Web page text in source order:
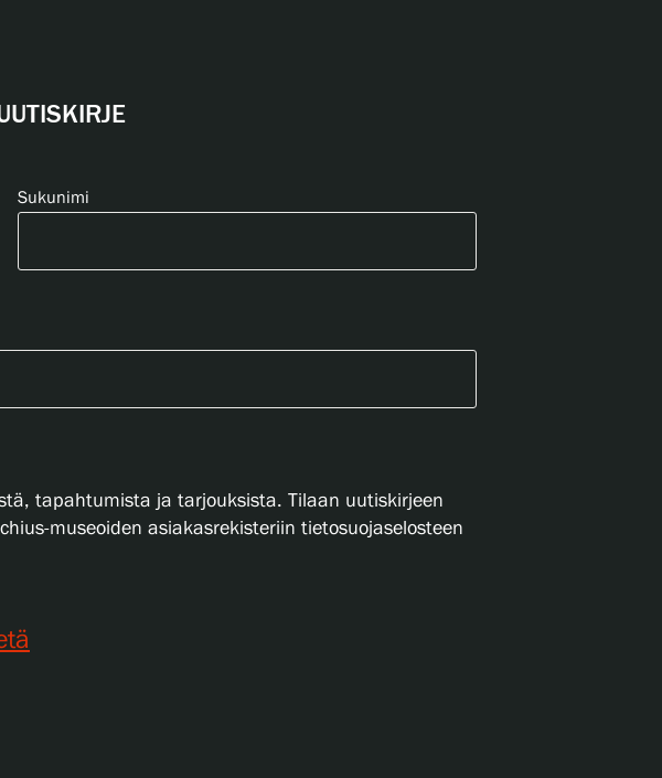
Sukunimi
tapahtumista ja tarjouksista. Tilaan uutiskirjeen
museoiden asiakasrekisteriin tietosuojaselosteen